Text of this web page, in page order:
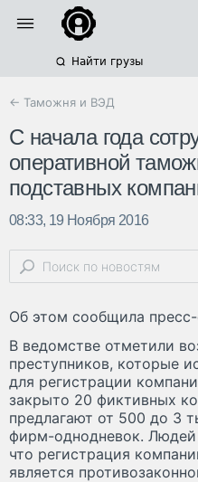
Найти грузы
← Таможня и ВЭД
С начала года
оперативной
подставных
08:33, 19 Ноября 2016
Об этом сообщила
В ведомстве отметили
преступников, которые
для регистрации
закрыто 20 фиктивных
предлагают от 500 до 3
фирм-однодневок.
что регистрация
является